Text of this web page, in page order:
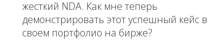
жесткий NDA. Как мне теперь
демонстрировать этот успешный кейс в
своем портфолио на бирже?